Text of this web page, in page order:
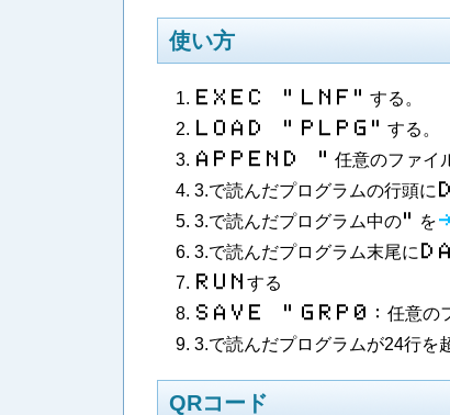
使い方
Ｅ​Ｘ​Ｅ​Ｃ​ ​”​Ｌ​Ｎ​Ｆ​” する。
Ｌ​Ｏ​Ａ​Ｄ​ ​”​Ｐ​Ｌ​Ｐ​Ｇ​” する。
Ａ​Ｐ​Ｐ​Ｅ​Ｎ​Ｄ​ ​” 任意のファイ
3.で読んだプログラムの行頭に
3.で読んだプログラム中の” を
3.で読んだプログラム末尾に Ｄ​
Ｒ​Ｕ​Ｎ する
Ｓ​Ａ​Ｖ​Ｅ​ ​”​Ｇ​Ｒ​Ｐ​０​： 任意の
3.で読んだプログラムが24行を
QRコード